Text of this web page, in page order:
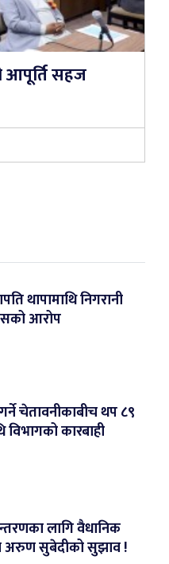
आपूर्ति सहज
थापामाथि निगरानी
आरोप
चेतावनीकाबीच थप ८९
विभागको कारबाही
लागि वैधानिक
अरुण सुबेदीको सुझाव !